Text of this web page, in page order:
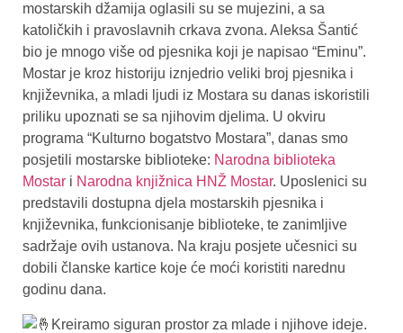
mostarskih džamija oglasili su se mujezini, a sa
katoličkih i pravoslavnih crkava zvona. Aleksa Šantić
bio je mnogo više od pjesnika koji je napisao “Eminu”.
Mostar je kroz historiju iznjedrio veliki broj pjesnika i
književnika, a mladi ljudi iz Mostara su danas iskoristili
priliku upoznati se sa njihovim djelima. U okviru
programa “Kulturno bogatstvo Mostara”, danas smo
posjetili mostarske biblioteke: Narodna biblioteka
Mostar i Narodna knjižnica HNŽ Mostar. Uposlenici su
predstavili dostupna djela mostarskih pjesnika i
književnika, funkcionisanje biblioteke, te zanimljive
sadržaje ovih ustanova. Na kraju posjete učesnici su
dobili članske kartice koje će moći koristiti narednu
godinu dana.
Kreiramo siguran prostor za mlade i njihove ideje.